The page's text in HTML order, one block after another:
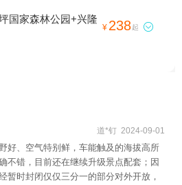
国家森林公园+兴隆
¥ 238起 
道*钉 2024-09-01
好、空气特别鲜，车能触及的海拔高所
不错，目前还在继续升级景点配套；因
暂时封闭仅仅三分一的部分对外开放，